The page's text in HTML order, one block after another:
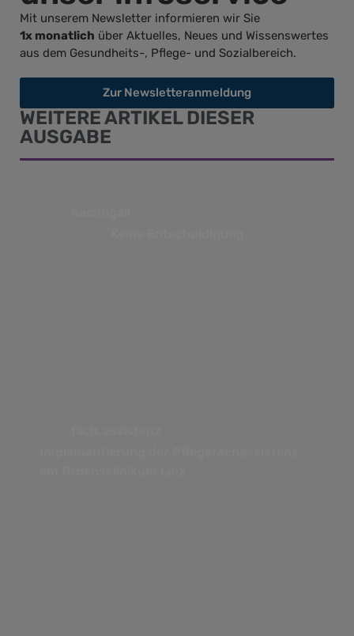
Mit unserem Newsletter informieren wir Sie
1x monatlich über Aktuelles, Neues und Wissenswertes
aus dem Gesundheits-, Pflege- und Sozialbereich.
Zur Newsletteranmeldung
WEITERE ARTIKEL DIESER
AUSGABE